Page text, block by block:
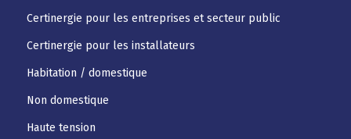
Certinergie pour les entreprises et secteur public
Certinergie pour les installateurs
Habitation / domestique
Non domestique
Haute tension